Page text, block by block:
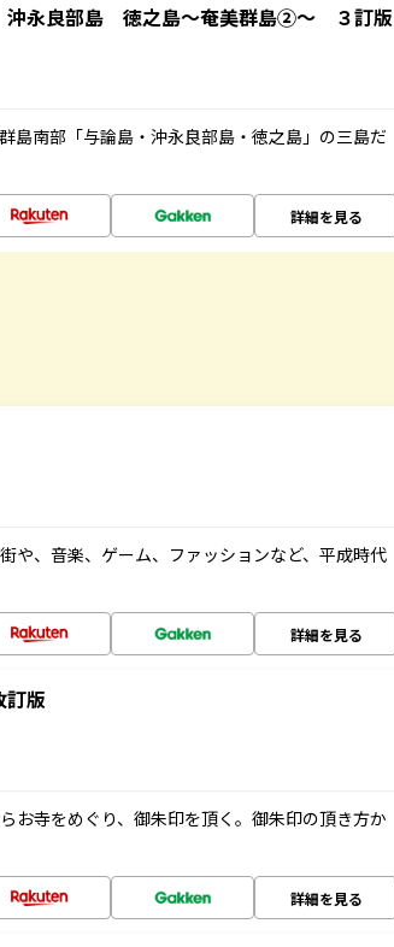
永良部島 徳之島～奄美群島②～ ３訂版
南部「与論島・沖永良部島・徳之島」の三島だ
詳細を見る
や、音楽、ゲーム、ファッションなど、平成時代
詳細を見る
版
お寺をめぐり、御朱印を頂く。御朱印の頂き方か
詳細を見る